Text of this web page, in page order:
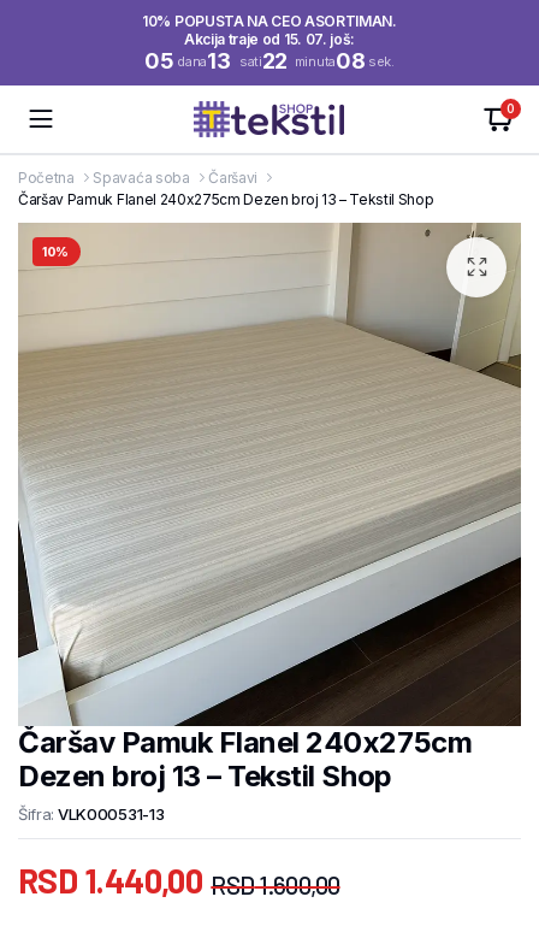
10% POPUSTA NA CEO ASORTIMAN.
Akcija traje od 15. 07. još:
05 dana13 sati22 minuta08 sek.
0
Početna Spavaća soba
Čaršavi
Čaršav Pamuk Flanel 240x275cm Dezen broj 13 – Tekstil Shop
10%
Čaršav Pamuk Flanel 240x275cm
Dezen broj 13 – Tekstil Shop
Šifra: VLK000531-13
RSD1.600,00
RSD 1.440,00